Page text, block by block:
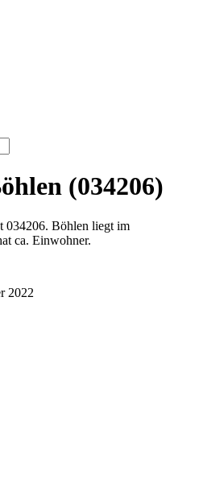
(034206)
034206. Böhlen liegt im
ca. Einwohner.
2022